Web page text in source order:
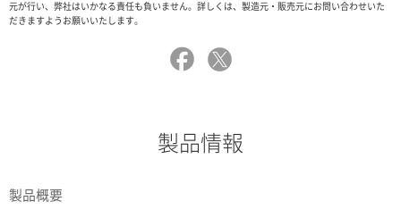
元が行い、弊社はいかなる責任も負いません。詳しくは、製造元・販売元にお問い合わせいた
だきますようお願いいたします。
製品情報
製品概要